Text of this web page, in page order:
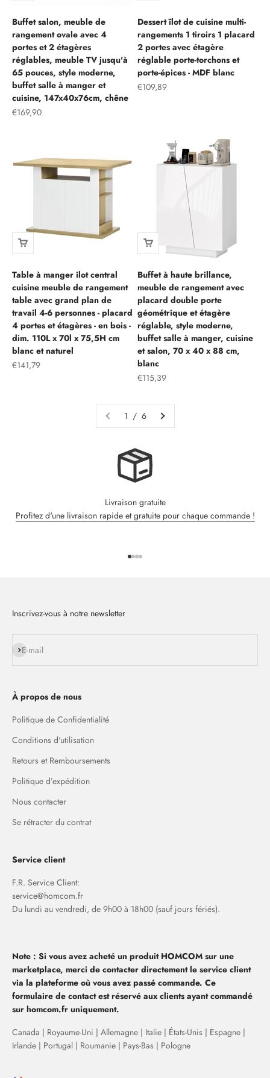
Buffet salon, meuble de
rangement ovale avec 4
portes et 2 étagères
réglables, meuble TV jusqu'à
65 pouces, style moderne,
buffet salle à manger et
cuisine, 147x40x76cm, chêne
Prix de vente
€169,90
Dessert îlot de cuisine multi-
rangements 1 tiroirs 1 placard
2 portes avec étagère
réglable porte-torchons et
porte-épices - MDF blanc
Prix de vente
€109,89
Table à manger ilot central
cuisine meuble de rangement
table avec grand plan de
travail 4-6 personnes - placard
4 portes et étagères - en bois -
dim. 110L x 70l x 75,5H cm
blanc et naturel
Prix de vente
€141,79
Buffet à haute brillance,
meuble de rangement avec
placard double porte
géométrique et étagère
réglable, style moderne,
buffet salle à manger, cuisine
et salon, 70 x 40 x 88 cm,
blanc
Prix de vente
€115,39
1 / 6
Livraison gratuite
Profitez d'une livraison rapide et gratuite pour chaque commande !
Aller à l'élément 1
Aller à l'élément 2
Aller à l'élément 3
Aller à l'élément 4
Inscrivez-vous à notre newsletter
E-mail
S'inscrire
À propos de nous
Politique de Confidentialité
Conditions d'utilisation
Retours et Remboursements
Politique d’expédition
Nous contacter
Se rétracter du contrat
Service client
F.R. Service Client:
service@homcom.fr
Du lundi au vendredi, de 9h00 à 18h00 (sauf jours fériés).
Note : Si vous avez acheté un produit HOMCOM sur une
marketplace, merci de contacter directement le service client
via la plateforme où vous avez passé commande. Ce
formulaire de contact est réservé aux clients ayant commandé
sur homcom.fr uniquement.
Canada | Royaume-Uni | Allemagne | Italie | États-Unis | Espagne |
Irlande | Portugal | Roumanie | Pays-Bas | Pologne